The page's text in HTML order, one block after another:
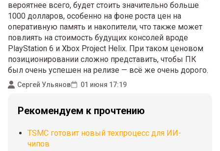
вероятнее всего, будет стоить значительно больше
1000 долларов, особенно на фоне роста цен на
оперативную память и накопители, что также может
повлиять на стоимость будущих консолей вроде
PlayStation 6 и Xbox Project Helix. При таком ценовом
позиционировании сложно представить, чтобы ПК
был очень успешен на релизе — всё же очень дорого.
Сергей Ульянов 01 июня 17:19
Рекомендуем к прочтению
TSMC готовит новый техпроцесс для ИИ-
чипов